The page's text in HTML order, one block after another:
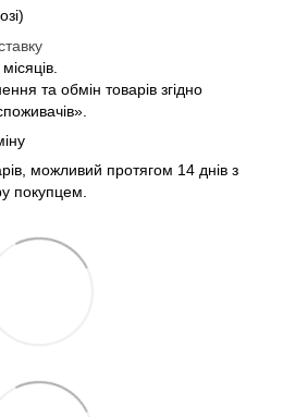
та обмін товарів згідно
можливий протягом 14 днів з
покупцем.